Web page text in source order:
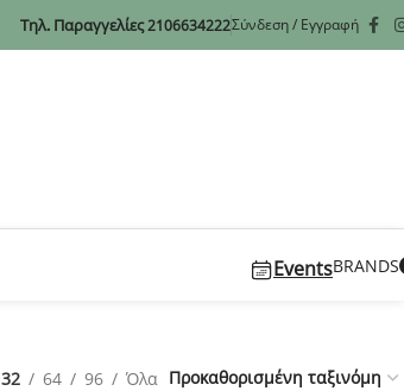
Τηλ. Παραγγελίες2106634222Σύνδεση / Εγγραφή
EventsBRANDS
32 64 96 Όλα